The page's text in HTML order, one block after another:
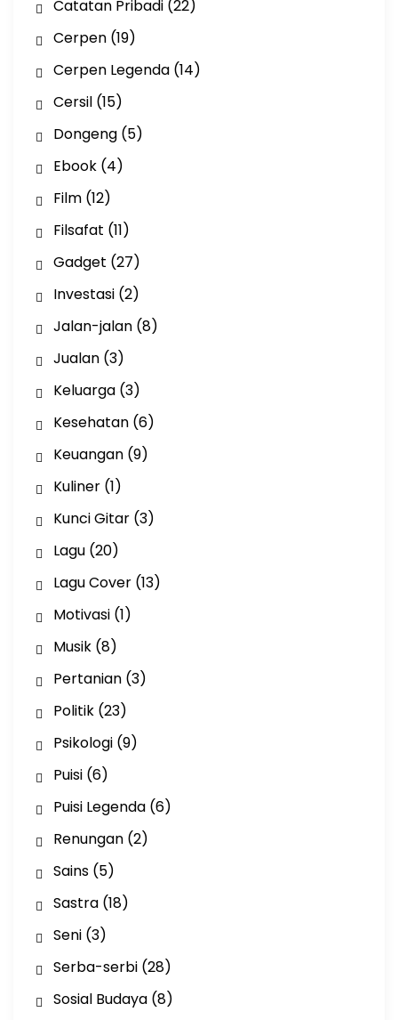
Catatan Pribadi(22)
Cerpen(19)
Cerpen Legenda(14)
Cersil(15)
Dongeng(5)
Ebook(4)
Film(12)
Filsafat (11)
Gadget (27)
Investasi(2)
Jalan-jalan(8)
Jualan(3)
Keluarga(3)
Kesehatan(6)
Keuangan(9)
Kuliner(1)
Kunci Gitar(3)
Lagu(20)
Lagu Cover(13)
Motivasi(1)
Musik(8)
Pertanian(3)
Politik(23)
Psikologi(9)
Puisi(6)
Puisi Legenda(6)
Renungan(2)
Sains(5)
Sastra(18)
Seni(3)
Serba-serbi(28)
Sosial Budaya(8)